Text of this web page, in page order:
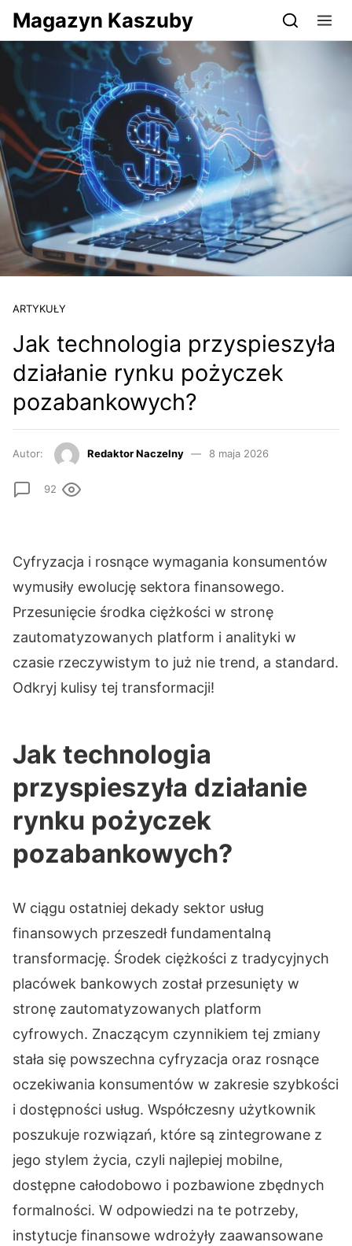
Przejdź do serwisu magazynkaszuby.pl
Magazyn Kaszuby
ARTYKUŁY
Jak technologia przyspieszyła
działanie rynku pożyczek
pozabankowych?
Autor: Redaktor Naczelny 8 maja 2026
92
Cyfryzacja i rosnące wymagania konsumentów
wymusiły ewolucję sektora finansowego.
Przesunięcie środka ciężkości w stronę
zautomatyzowanych platform i analityki w
czasie rzeczywistym to już nie trend, a standard.
Odkryj kulisy tej transformacji!
Jak technologia
przyspieszyła działanie
rynku pożyczek
pozabankowych?
W ciągu ostatniej dekady sektor usług
finansowych przeszedł fundamentalną
transformację. Środek ciężkości z tradycyjnych
placówek bankowych został przesunięty w
stronę zautomatyzowanych platform
cyfrowych. Znaczącym czynnikiem tej zmiany
stała się powszechna cyfryzacja oraz rosnące
oczekiwania konsumentów w zakresie szybkości
i dostępności usług. Współczesny użytkownik
poszukuje rozwiązań, które są zintegrowane z
jego stylem życia, czyli najlepiej mobilne,
dostępne całodobowo i pozbawione zbędnych
formalności. W odpowiedzi na te potrzeby,
instytucje finansowe wdrożyły zaawansowane